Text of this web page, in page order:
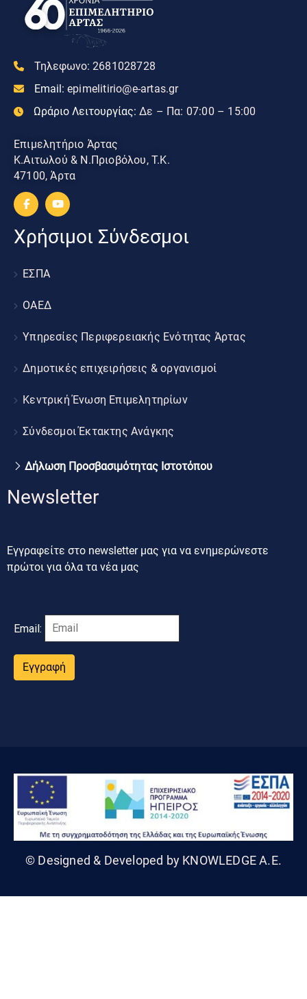
Τηλεφωνο: 2681028728
Email: epimelitirio@e-artas.gr
Ωράριο Λειτουργίας: Δε – Πα: 07:00 – 15:00
Επιμελητήριο Άρτας
Κ.Αιτωλού & Ν.Πριοβόλου, Τ.Κ.
47100, Άρτα
Χρήσιμοι Σύνδεσμοι
ΕΣΠΑ
ΟΑΕΔ
Υπηρεσίες Περιφερειακής Ενότητας Άρτας
Δημοτικές επιχειρήσεις & οργανισμοί
Κεντρική Ένωση Επιμελητηρίων
Σύνδεσμοι Έκτακτης Ανάγκης
Δήλωση Προσβασιμότητας Ιστοτόπου
Newsletter
Εγγραφείτε στο newsletter μας για να ενημερώνεστε
πρώτοι για όλα τα νέα μας
Email:
Εγγραφή
© Designed & Developed by KNOWLEDGE A.E.